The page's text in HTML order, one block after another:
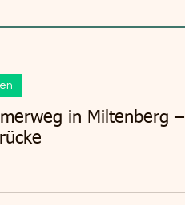
in Miltenberg –